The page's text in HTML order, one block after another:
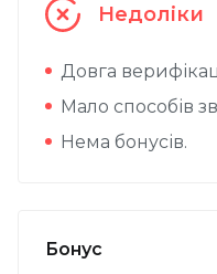
Недоліки
Довга
Мало способів
Нема бонусів.
Бонус